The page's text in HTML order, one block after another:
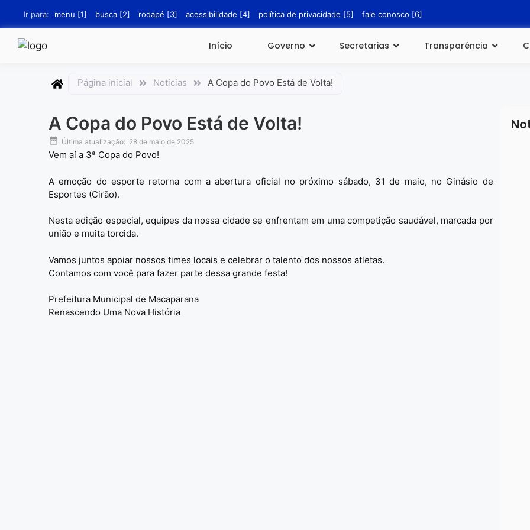
conteúdo
Ir para: menu [1] busca [2] rodapé [3] acessibilidade [4] política de privacidade [5] fale conosco [6]
Início Governo Secretarias Transparência
Página inicial Notícias A Copa do Povo Está de Volta!
A Copa do Povo Está de Volta!
Última atualização: 28 de maio de 2025
Vem aí a 3ª Copa do Povo!
A emoção do esporte retorna com a abertura oficial no próximo sábado, 31 de maio, no Ginásio de
Esportes (Cirão).
Nesta edição especial, equipes da nossa cidade se enfrentam em uma competição saudável, marcada por
união e muita torcida.
Vamos juntos apoiar nossos times locais e celebrar o talento dos nossos atletas.
Contamos com você para fazer parte dessa grande festa!
Prefeitura Municipal de Macaparana
Renascendo Uma Nova História